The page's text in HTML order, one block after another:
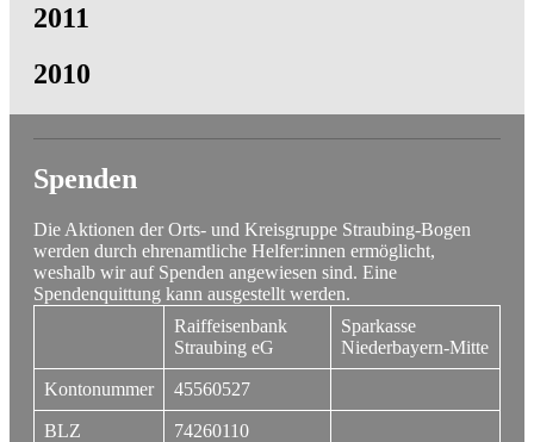
2011
2010
Spenden
Die Aktionen der Orts- und Kreisgruppe Straubing-Bogen
werden durch ehrenamtliche Helfer:innen ermöglicht,
weshalb wir auf Spenden angewiesen sind. Eine
Spendenquittung kann ausgestellt werden.
Raiffeisenbank
Straubing eG
Sparkasse
Niederbayern-Mitte
Kontonummer 45560527
BLZ 74260110